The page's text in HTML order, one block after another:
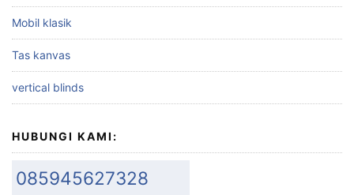
Mobil klasik
Tas kanvas
vertical blinds
HUBUNGI KAMI:
085945627328